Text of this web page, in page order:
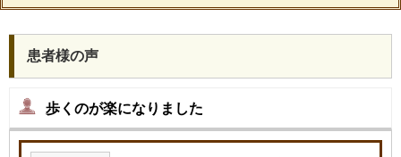
患者様の声
歩くのが楽になりました